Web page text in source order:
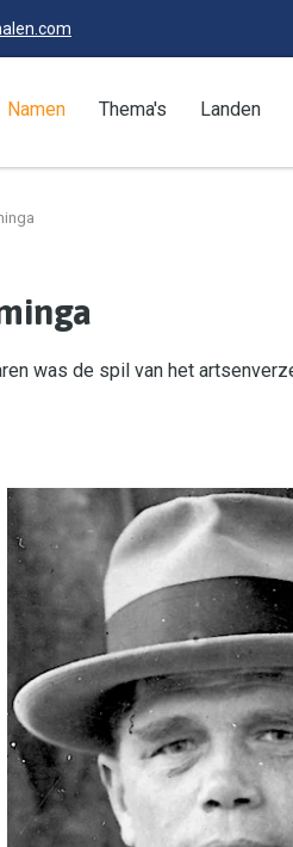
Namen Thema's Landen
was de spil van het